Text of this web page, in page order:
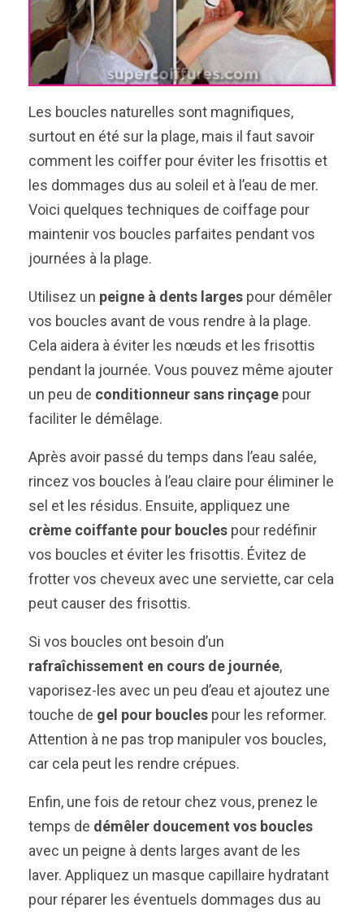
Les boucles naturelles sont magnifiques,
surtout en été sur la plage, mais il faut savoir
comment les coiffer pour éviter les frisottis et
les dommages dus au soleil et à l’eau de mer.
Voici quelques techniques de coiffage pour
maintenir vos boucles parfaites pendant vos
journées à la plage.
Utilisez un peigne à dents larges pour démêler
vos boucles avant de vous rendre à la plage.
Cela aidera à éviter les nœuds et les frisottis
pendant la journée. Vous pouvez même ajouter
un peu de conditionneur sans rinçage pour
faciliter le démêlage.
Après avoir passé du temps dans l’eau salée,
rincez vos boucles à l’eau claire pour éliminer le
sel et les résidus. Ensuite, appliquez une
crème coiffante pour boucles pour redéfinir
vos boucles et éviter les frisottis. Évitez de
frotter vos cheveux avec une serviette, car cela
peut causer des frisottis.
Si vos boucles ont besoin d’un
rafraîchissement en cours de journée,
vaporisez-les avec un peu d’eau et ajoutez une
touche de gel pour boucles pour les reformer.
Attention à ne pas trop manipuler vos boucles,
car cela peut les rendre crépues.
Enfin, une fois de retour chez vous, prenez le
temps de démêler doucement vos boucles
avec un peigne à dents larges avant de les
laver. Appliquez un masque capillaire hydratant
pour réparer les éventuels dommages dus au